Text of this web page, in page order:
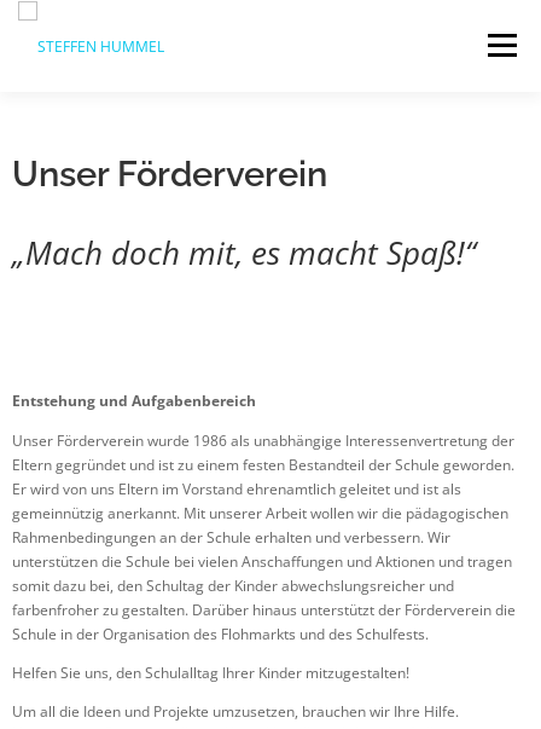
Menü
Unser Förderverein
„Mach doch mit, es macht Spaß!“
Entstehung und Aufgabenbereich
Unser Förderverein wurde 1986 als unabhängige Interessenvertretung der
Eltern gegründet und ist zu einem festen Bestandteil der Schule geworden.
Er wird von uns Eltern im Vorstand ehrenamtlich geleitet und ist als
gemeinnützig anerkannt. Mit unserer Arbeit wollen wir die pädagogischen
Rahmenbedingungen an der Schule erhalten und verbessern. Wir
unterstützen die Schule bei vielen Anschaffungen und Aktionen und tragen
somit dazu bei, den Schultag der Kinder abwechslungsreicher und
farbenfroher zu gestalten. Darüber hinaus unterstützt der Förderverein die
Schule in der Organisation des Flohmarkts und des Schulfests.
Helfen Sie uns, den Schulalltag Ihrer Kinder mitzugestalten!
Um all die Ideen und Projekte umzusetzen, brauchen wir Ihre Hilfe.